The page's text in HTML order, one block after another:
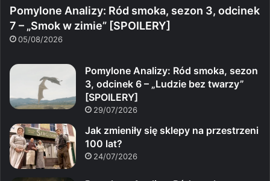
Pomylone Analizy: Ród smoka, sezon 3, odcinek
7 – „Smok w zimie” [SPOILERY]
05/08/2026
Pomylone Analizy: Ród smoka, sezon
3, odcinek 6 – „Ludzie bez twarzy”
[SPOILERY]
29/07/2026
Jak zmieniły się sklepy na przestrzeni
100 lat?
24/07/2026